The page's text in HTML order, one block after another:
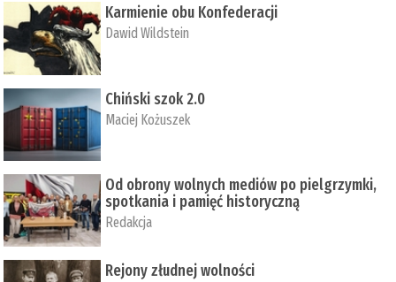
Karmienie obu Konfederacji
Dawid Wildstein
Chiński szok 2.0
Maciej Kożuszek
Od obrony wolnych mediów po pielgrzymki,
spotkania i pamięć historyczną
Redakcja
Rejony złudnej wolności